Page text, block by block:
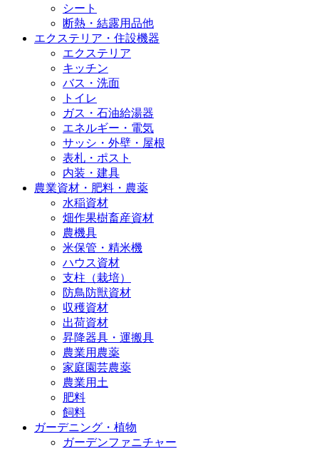
シート
断熱・結露用品他
エクステリア・住設機器
エクステリア
キッチン
バス・洗面
トイレ
ガス・石油給湯器
エネルギー・電気
サッシ・外壁・屋根
表札・ポスト
内装・建具
農業資材・肥料・農薬
水稲資材
畑作果樹畜産資材
農機具
米保管・精米機
ハウス資材
支柱（栽培）
防鳥防獣資材
収穫資材
出荷資材
昇降器具・運搬具
農業用農薬
家庭園芸農薬
農業用土
肥料
飼料
ガーデニング・植物
ガーデンファニチャー